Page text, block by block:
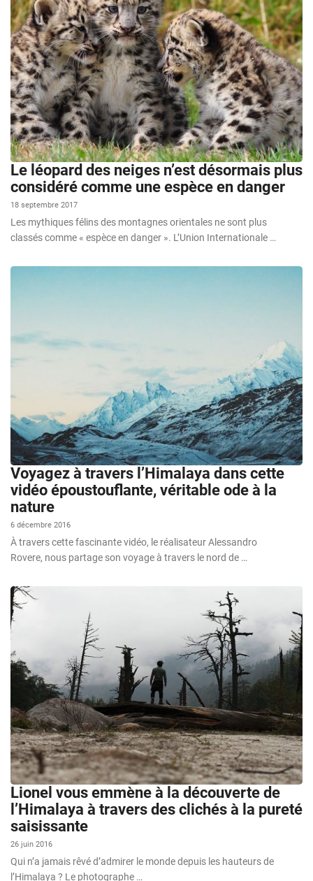
Le léopard des neiges n’est désormais plus
considéré comme une espèce en danger
18 septembre 2017
Les mythiques félins des montagnes orientales ne sont plus
classés comme « espèce en danger ». L’Union Internationale …
Voyagez à travers l’Himalaya dans cette
vidéo époustouflante, véritable ode à la
nature
6 décembre 2016
À travers cette fascinante vidéo, le réalisateur Alessandro
Rovere, nous partage son voyage à travers le nord de …
Lionel vous emmène à la découverte de
l’Himalaya à travers des clichés à la pureté
saisissante
26 juin 2016
Qui n’a jamais rêvé d’admirer le monde depuis les hauteurs de
l’Himalaya ? Le photographe …